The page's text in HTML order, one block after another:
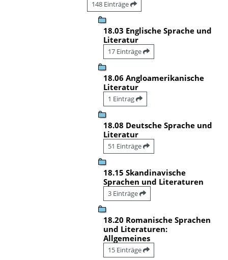
148 Einträge
18.03 Englische Sprache und
Literatur
17 Einträge
18.06 Angloamerikanische
Literatur
1 Eintrag
18.08 Deutsche Sprache und
Literatur
51 Einträge
18.15 Skandinavische
Sprachen und Literaturen
3 Einträge
18.20 Romanische Sprachen
und Literaturen:
Allgemeines
15 Einträge